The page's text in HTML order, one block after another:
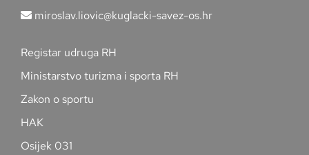
miroslav.liovic@kuglacki-savez-os.hr
Registar udruga RH
Ministarstvo turizma i sporta RH
Zakon o sportu
HAK
Osijek 031